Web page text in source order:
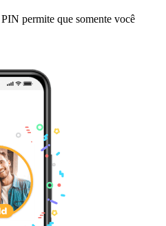
permite que somente você